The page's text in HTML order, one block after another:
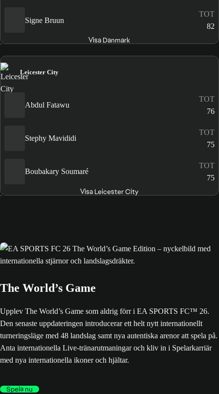
Signe Bruun
TOT
82
Visa Danmark
Leicester City
Abdul Fatawu
TOT
76
Stephy Mavididi
TOT
75
Boubakary Soumaré
TOT
75
Visa Leicester City
The World’s Game
Upplev The World’s Game som aldrig förr i EA SPORTS FC™ 26.
Den senaste uppdateringen introducerar ett helt nytt internationellt
turneringsläge med 48 landslag samt nya autentiska arenor att spela på.
Anta internationella Live-tränarutmaningar och kliv in i Spelarkarriär
med nya internationella ikoner och hjältar.
Spela nu